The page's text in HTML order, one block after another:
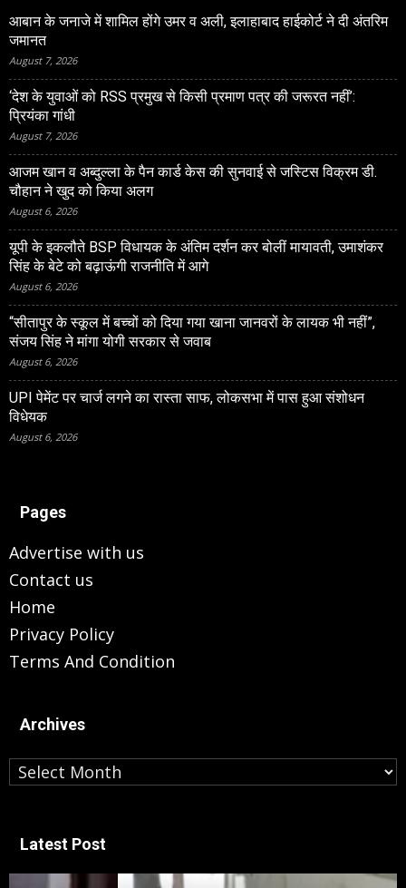
आबान के जनाजे में शामिल होंगे उमर व अली, इलाहाबाद हाईकोर्ट ने दी अंतरिम
जमानत
August 7, 2026
‘देश के युवाओं को RSS प्रमुख से किसी प्रमाण पत्र की जरूरत नहीं’:
प्रियंका गांधी
August 7, 2026
आजम खान व अब्दुल्ला के पैन कार्ड केस की सुनवाई से जस्टिस विक्रम डी.
चौहान ने खुद को किया अलग
August 6, 2026
यूपी के इकलौते BSP विधायक के अंतिम दर्शन कर बोलीं मायावती, उमाशंकर
सिंह के बेटे को बढ़ाऊंगी राजनीति में आगे
August 6, 2026
“सीतापुर के स्‍कूल में बच्‍चों को दिया गया खाना जानवरों के लायक भी नहीं”,
संजय सिंह ने मांगा योगी सरकार से जवाब
August 6, 2026
UPI पेमेंट पर चार्ज लगने का रास्ता साफ, लोकसभा में पास हुआ संशोधन
विधेयक
August 6, 2026
Pages
Advertise with us
Contact us
Home
Privacy Policy
Terms And Condition
Archives
Archives
Latest Post